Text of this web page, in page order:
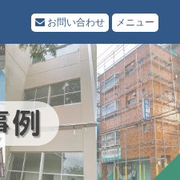
お問い合わせ メニュー